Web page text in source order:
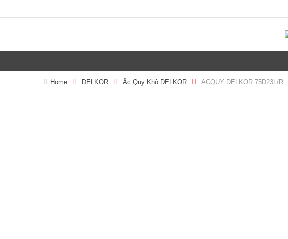
Home DELKOR Ắc Quy Khô DELKOR ACQUY DELKOR 75D23L/R